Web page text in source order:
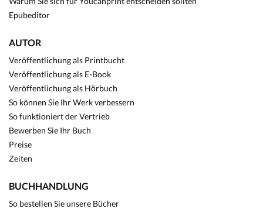
Epubeditor
AUTOR
Veröffentlichung als Printbucht
Veröffentlichung als E-Book
Veröffentlichung als Hörbuch
So können Sie Ihr Werk verbessern
So funktioniert der Vertrieb
Bewerben Sie Ihr Buch
Preise
Zeiten
BUCHHANDLUNG
So bestellen Sie unsere Bücher